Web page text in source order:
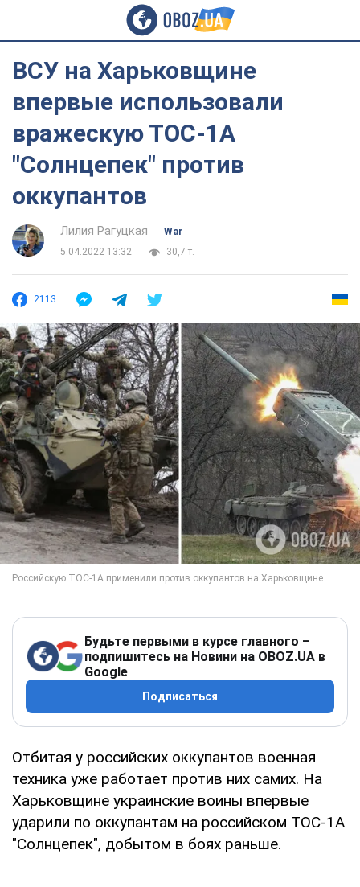
ВСУ на Харьковщине
впервые использовали
вражескую ТОС-1А
"Солнцепек" против
оккупантов
Лилия Рагуцкая
War
5.04.2022 13:32
30,7 т.
2113
Будьте первыми в курсе главного –
подпишитесь на Новини на OBOZ.UA в
Google
Подписаться
Отбитая у российских оккупантов военная
техника уже работает против них самих. На
Харьковщине украинские воины впервые
ударили по оккупантам на российском ТОС-1А
"Солнцепек", добытом в боях раньше.